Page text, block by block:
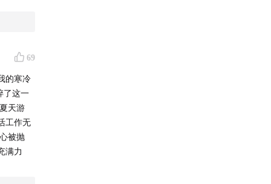
69
的寒冷
了这一
天游
工作无
被抛
满力